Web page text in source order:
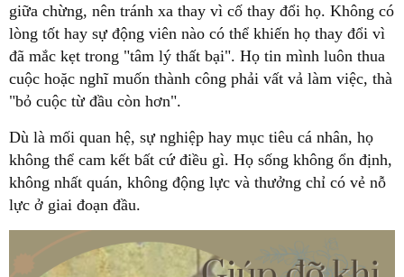
giữa chừng, nên tránh xa thay vì cố thay đổi họ. Không có
lòng tốt hay sự động viên nào có thể khiến họ thay đổi vì
đã mắc kẹt trong "tâm lý thất bại". Họ tin mình luôn thua
cuộc hoặc nghĩ muốn thành công phải vất vả làm việc, thà
không thể cam kết bất cứ điều gì. Họ sống không ổn định,
không nhất quán, không động lực và thưởng chỉ có vẻ nỗ